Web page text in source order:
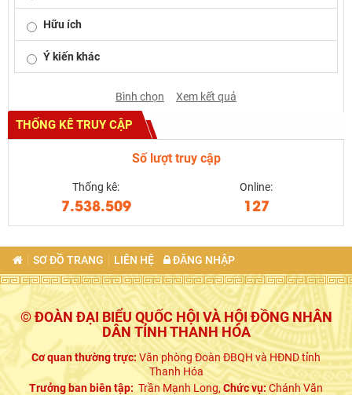
Hữu ích
Ý kiến khác
Bình chọn Xem kết quả
THỐNG KÊ TRUY CẬP
Số lượt truy cập
Thống kê:
7.538.509
Online:
127
SƠ ĐỒ TRANG LIÊN HỆ ĐĂNG NHẬP
© ĐOÀN ĐẠI BIỂU QUỐC HỘI VÀ HỘI ĐỒNG NHÂN
DÂN TỈNH THANH HÓA
Cơ quan thường trực:Văn phòng Đoàn ĐBQH và HĐND tỉnh
Thanh Hóa
Trưởng ban biên tập: Trần Mạnh Long,Chức vụ:Chánh Văn